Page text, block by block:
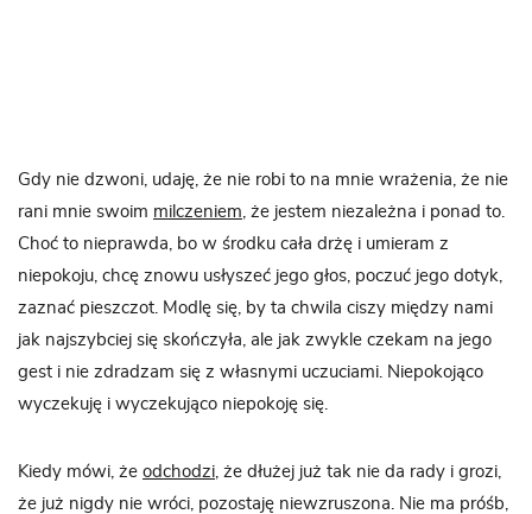
Gdy nie dzwoni, udaję, że nie robi to na mnie wrażenia, że nie
rani mnie swoim milczeniem , że jestem niezależna i ponad to.
Choć to nieprawda, bo w środku cała drżę i umieram z
niepokoju, chcę znowu usłyszeć jego głos, poczuć jego dotyk,
zaznać pieszczot. Modlę się, by ta chwila ciszy między nami
jak najszybciej się skończyła, ale jak zwykle czekam na jego
gest i nie zdradzam się z własnymi uczuciami. Niepokojąco
wyczekuję i wyczekująco niepokoję się.
Kiedy mówi, że odchodzi , że dłużej już tak nie da rady i grozi,
że już nigdy nie wróci, pozostaję niewzruszona. Nie ma próśb,